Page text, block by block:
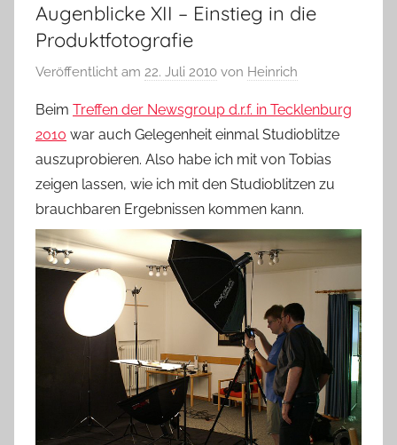
Augenblicke XII – Einstieg in die
Produktfotografie
Veröffentlicht am 22. Juli 2010 von Heinrich
Beim Treffen der Newsgroup d.r.f. in Tecklenburg
2010 war auch Gelegenheit einmal Studioblitze
auszuprobieren. Also habe ich mit von Tobias
zeigen lassen, wie ich mit den Studioblitzen zu
brauchbaren Ergebnissen kommen kann.